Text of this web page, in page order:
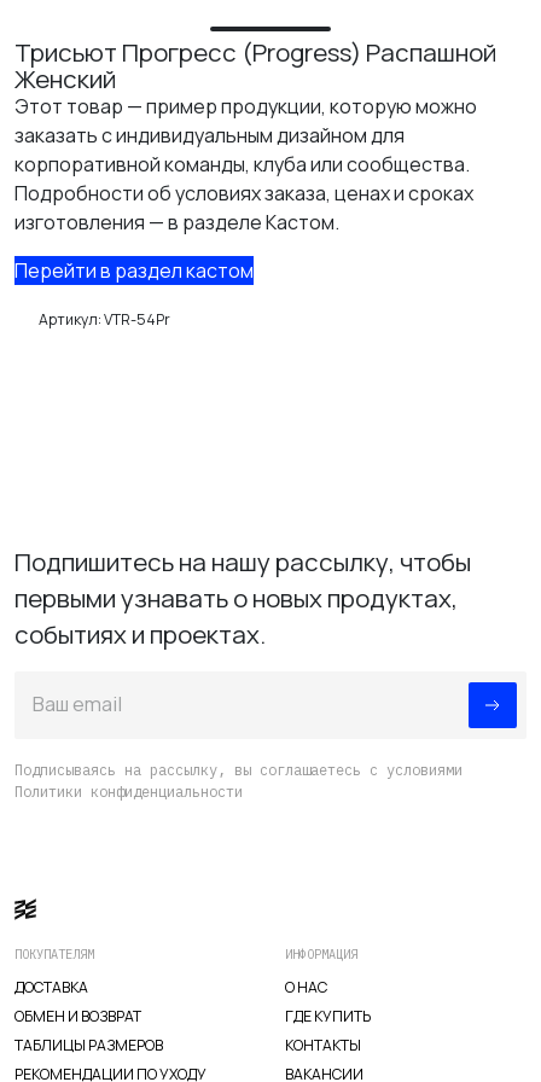
Вакансии
TELEGRAM
Трисьют Прогресс (Progress) Распашной
Женский
Этот товар — пример продукции, которую можно
заказать с индивидуальным дизайном для
корпоративной команды, клуба или сообщества.
Подробности об условиях заказа, ценах и сроках
изготовления — в разделе Кастом.
Перейти в раздел кастом
Артикул:VTR-54Pr
ПОКУПАТЕЛЯМ
ДОСТАВКА
ОБМЕН И ВОЗВРАТ
ТАБЛИЦЫ РАЗМЕРОВ
РЕКОМЕНДАЦИИ ПО УХОДУ
ИНФОРМАЦИЯ
О НАС
ГДЕ КУПИТЬ
КОНТАКТЫ
ВАКАНСИИ
Подпишитесь на нашу рассылку, чтобы
первыми узнавать о новых продуктах,
событиях и проектах.
Ваш email
Подписываясь на рассылку, вы соглашаетесь с условиями
Политики конфиденциальности